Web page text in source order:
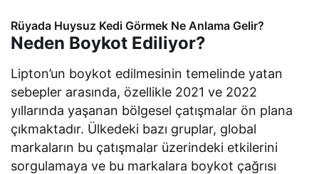
Rüyada Huysuz Kedi Görmek Ne Anlama Gelir?
Neden Boykot Ediliyor?
Lipton’un boykot edilmesinin temelinde yatan
sebepler arasında, özellikle 2021 ve 2022
yıllarında yaşanan bölgesel çatışmalar ön plana
çıkmaktadır. Ülkedeki bazı gruplar, global
markaların bu çatışmalar üzerindeki etkilerini
sorgulamaya ve bu markalara boykot çağrısı